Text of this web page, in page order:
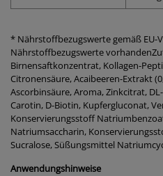
* Nährstoffbezugswerte gemäß
Nährstoffbezugswerte
Birnensaftkonzentrat, Kollagen-
Citronensäure, Acaibeeren-Extrakt
Ascorbinsäure, Aroma, Zinkcitrat,
Carotin, D-Biotin, Kupfergluconat,
Konservierungsstoff
Natriumsaccharin,
Sucralose, Süßungsmittel
Anwendungshinweise